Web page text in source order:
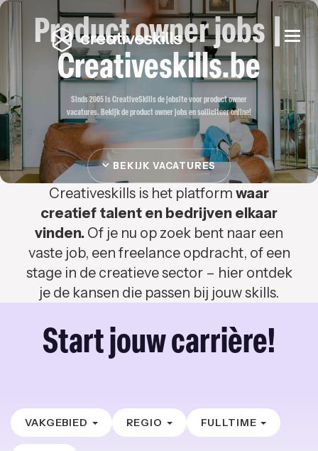
Product owner jobs |
Creativeskills.be
Sinds 2005 is CreativeSkills de jobsite voor product owner
vacatures. Bekijk de product owner jobs en solliciteer online!
BEKIJK VACATURES
Creativeskills is het platform waar
creatief talent en bedrijven elkaar
vinden. Of je nu op zoek bent naar een
vaste job, een freelance opdracht, of een
stage in de creatieve sector – hier ontdek
je de kansen die passen bij jouw skills.
Start jouw carrière!
VAKGEBIED REGIO FULLTIME